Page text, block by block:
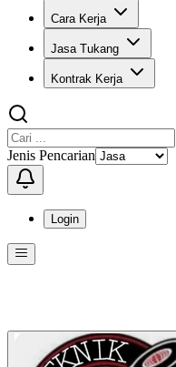
Cara Kerja
Jasa Tukang
Kontrak Kerja
Jenis Pencarian
Login
Menu ini berisi navigasi